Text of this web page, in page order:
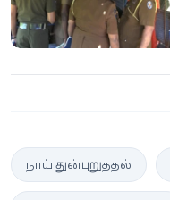
நாய் துன்புறுத்தல்